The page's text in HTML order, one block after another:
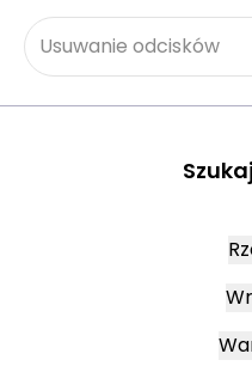
Usuwanie odcisków